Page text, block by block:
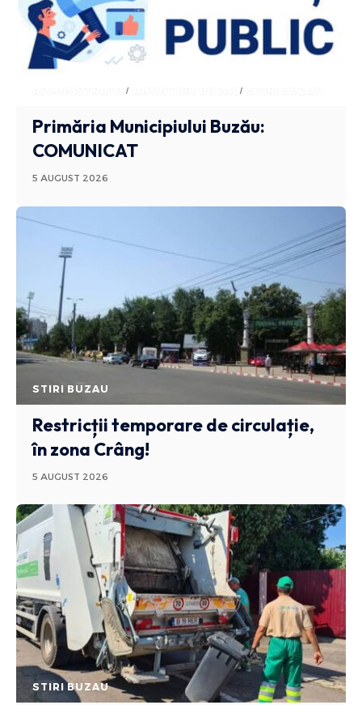
ADMINISTRATIV ANUNTURI BUZAU
Primăria Municipiului Buzău:
COMUNICAT
5 AUGUST 2026
STIRI BUZAU
Restricții temporare de circulație,
în zona Crâng!
5 AUGUST 2026
STIRI BUZAU